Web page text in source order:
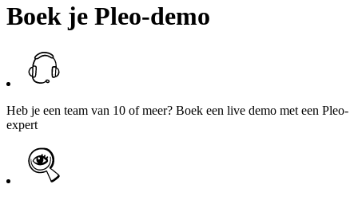
Boek je Pleo-demo
Heb je een team van 10 of meer? Boek een live demo met een Pleo-
expert